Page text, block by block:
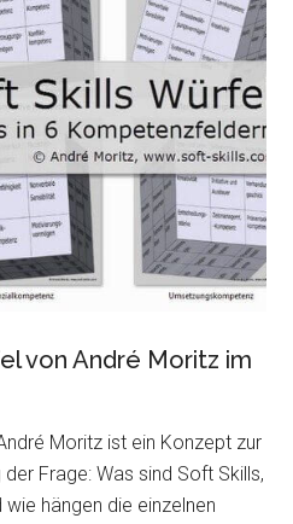
von André Moritz im
Moritz ist ein Konzept zur
Frage: Was sind Soft Skills,
hängen die einzelnen